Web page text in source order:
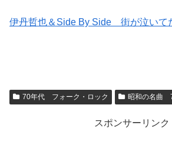
伊丹哲也＆Side By Side 街が泣い
70年代 フォーク・ロック 昭和の名曲
スポンサーリンク